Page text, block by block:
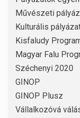
Művészeti
Kulturális
Kisfaludy
Magyar Falu
Széchenyi 2020
GINOP
GINOP Plusz
Vállalkozóvá